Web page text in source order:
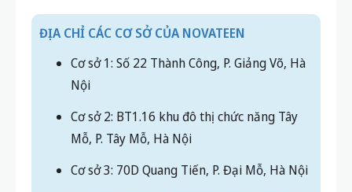
Nội
Mỗ, P. Tây Mỗ, Hà Nội
Cơ sở 3: 70D Quang Tiến, P. Đại Mỗ, Hà Nội
Cơ sở 4: Thôn Lặt, xã Minh Quang, Ba Vì, Hà
Cơ sở 5: Số 39 Nguyễn Bính, P. Phan Đình